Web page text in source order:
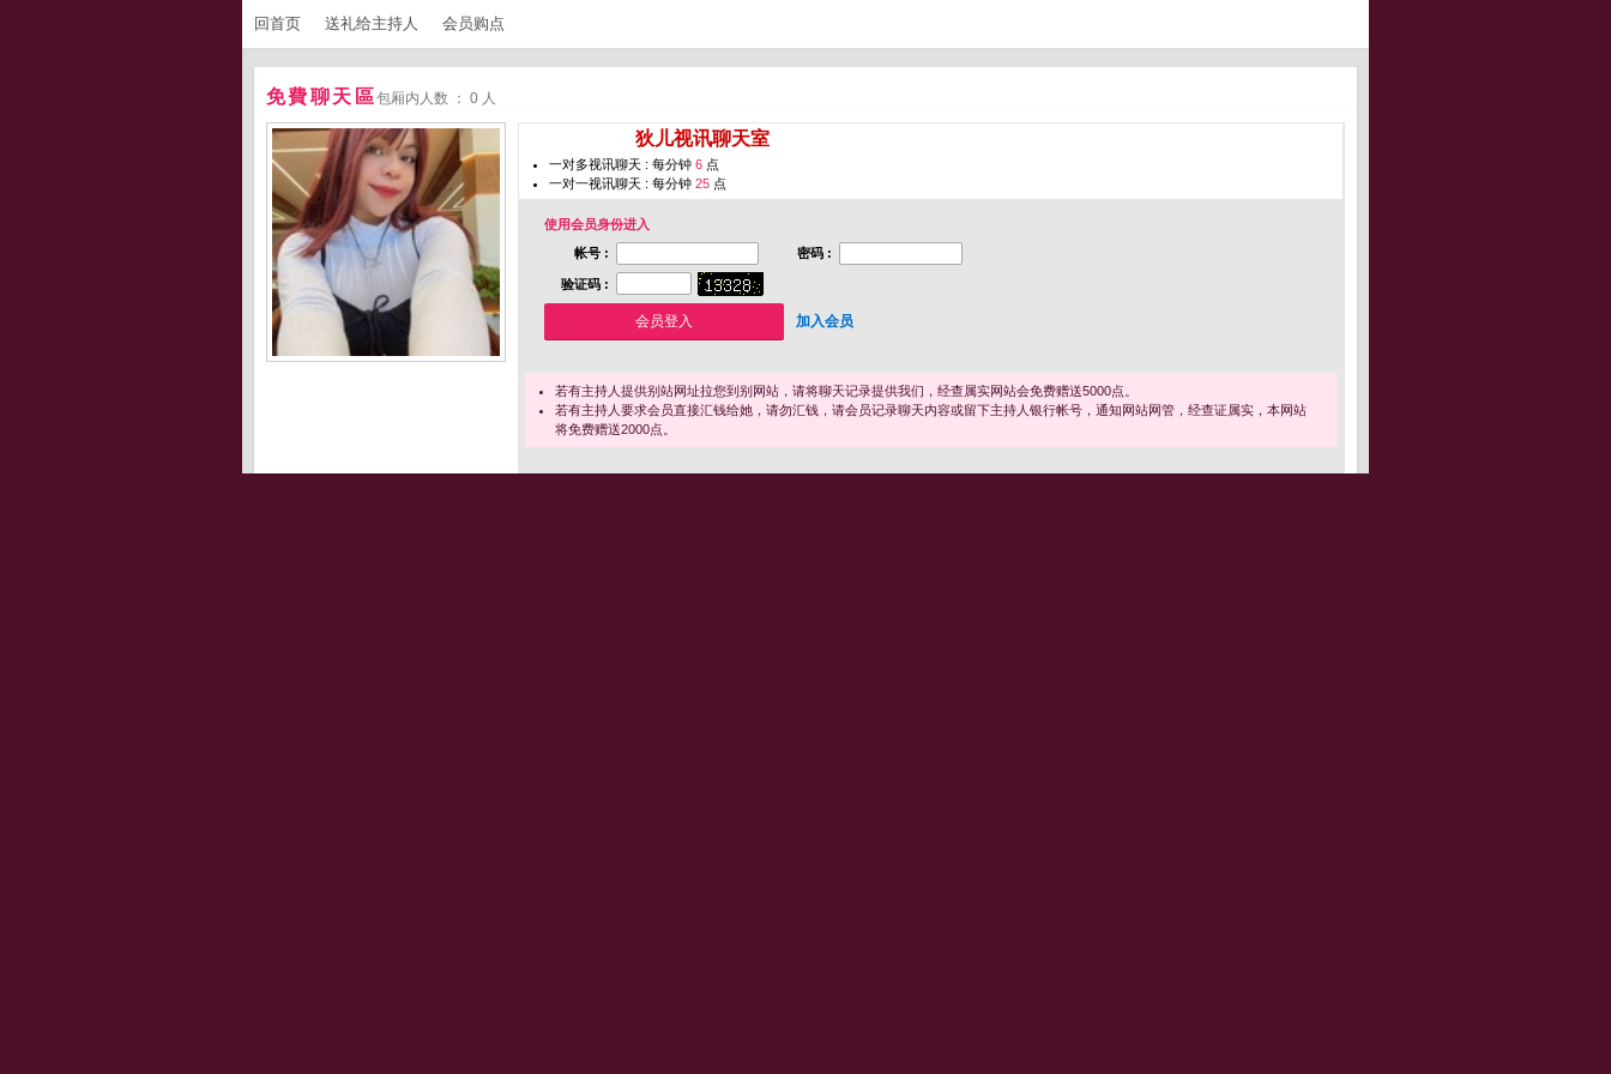
回首页 送礼给主持人 会员购点
免費聊天區包厢内人数 ： 0 人
狄儿视讯聊天室
一对多视讯聊天 : 每分钟 6 点
一对一视讯聊天 : 每分钟 25 点
使用会员身份进入
帐号 :
密码 :
验证码 :
加入会员
若有主持人提供别站网址拉您到别网站，请将聊天记录提供我们，经查属实网站会免费赠送5000点。
若有主持人要求会员直接汇钱给她，请勿汇钱，请会员记录聊天内容或留下主持人银行帐号，通知网站网管，经查证属实，本网站
将免费赠送2000点。